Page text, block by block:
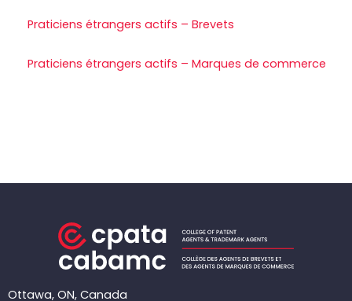
Praticiens étrangers actifs – Brevets
Praticiens étrangers actifs – Marques de commerce
Ottawa, ON, Canada